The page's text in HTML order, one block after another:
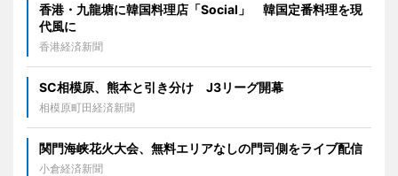
香港・九龍塘に韓国料理店「Social」 韓国定番料理を現
代風に
香港経済新聞
SC相模原、熊本と引き分け J3リーグ開幕
相模原町田経済新聞
関門海峡花火大会、無料エリアなしの門司側をライブ配信
小倉経済新聞